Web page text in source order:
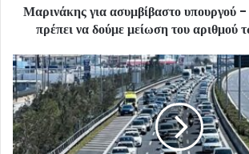
Μαρινάκης για ασυμβίβαστο υπουργού
πρέπει να δούμε μείωση του αριθμού